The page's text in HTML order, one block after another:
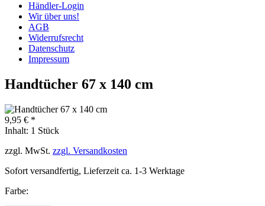
Händler-Login
Wir über uns!
AGB
Widerrufsrecht
Datenschutz
Impressum
Handtücher 67 x 140 cm
9,95 € *
Inhalt: 1 Stück
zzgl. MwSt. zzgl. Versandkosten
Sofort versandfertig, Lieferzeit ca. 1-3 Werktage
Farbe: